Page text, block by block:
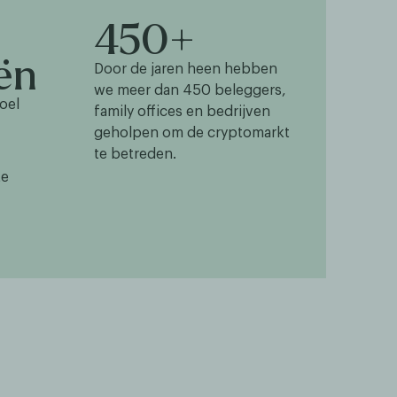
450+
Door de jaren heen hebben
we meer dan 450 beleggers,
family offices en bedrijven
geholpen om de cryptomarkt
te betreden.